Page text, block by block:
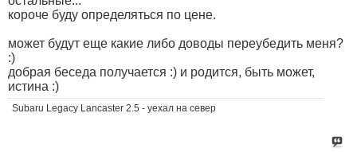
короче буду определяться по цене.
может будут еще какие либо доводы переубедить меня?
:)
добрая беседа получается :) и родится, быть может,
истина :)
Subaru Legacy Lancaster 2.5 - уехал на север